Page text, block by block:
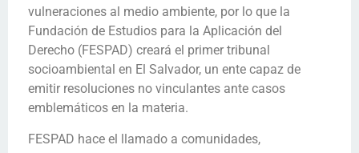
vulneraciones al medio ambiente, por lo que la
Fundación de Estudios para la Aplicación del
Derecho (FESPAD) creará el primer tribunal
socioambiental en El Salvador, un ente capaz de
emitir resoluciones no vinculantes ante casos
emblemáticos en la materia.
FESPAD hace el llamado a comunidades,